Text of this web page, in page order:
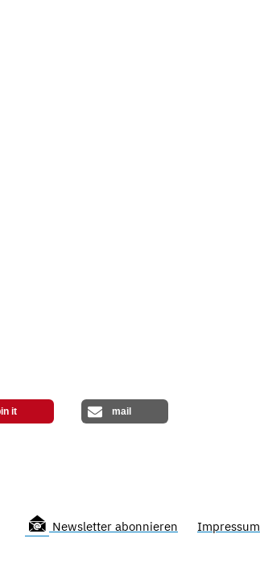
it mail
Newsletter abonnieren Impressum